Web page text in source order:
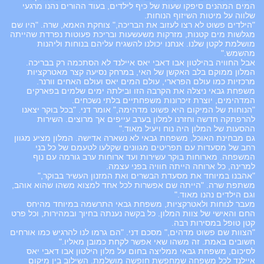
המים המהנים סיפקו שעות של כיף לילדים, בעוד ההורים נהנו מרגעי
שלווה על מיטות השיזוף הנוחות.
"הילדים פשוט לא רצו לעזוב את הבריכה," צוחקת האמא, שרה. "היו שם
מגלשות מים קטנות, מזרקות משעשעות ובריכת פעוטות נפרדת שהייתה
מושלמת לקטן שלנו. אנחנו יכולנו להשגיח עליהם בנוחות וליהנות
מהשמש."
אבל החוויה בהילטון אבו דאבי יאס איילנד לא הסתכמה רק בבריכה.
המלון ממוקם בלב האקשן של האי, במרחק נסיעה קצר מאטרקציות
מרכזיות כמו עולם הפרארי, עולם המים יאס ועולם האחים וורנר.
משפחת גבאי ניצלה את הקרבה הזו ובילתה ימים שלמים בפארקים
המדהימים, יוצרת זיכרונות משפחתיים בלתי נשכחים.
"הנוחות של המיקום היא פשוט מדהימה," אומר דני. "בכל בוקר יצאנו
להרפתקה חדשה וחזרנו למלון בערב עייפים אך מרוצים. השירות
ההסעות של המלון היה נוח ויעיל מאוד."
גם מבחינת האוכל, משפחת גבאי לא נשארה אדישה. המלון מציע מגוון
רחב של מסעדות עם תפריטים מגוונים שקלעו לטעמם של כל בני
המשפחה. מארוחות בוקר עשירות ועד ארוחות ערב גורמה עם נוף
למרינה, כל ארוחה הייתה חוויה בפני עצמה.
"אהבנו במיוחד את מסעדת הבשרים ואת המזנון העשיר בבוקר,"
משתפת שרה. "הייתה שם אפשרות לכל אחד למצוא משהו שהוא אוהב,
וגם הילדים נהנו מאוד."
מעבר לנוחות ולאטרקציות, משפחת גבאי התרשמה במיוחד מהיחס
החם והאישי של צוות המלון. כל בקשה נענתה בחיוך ובמהירות, וכל פרט
קטן טופל במסירות רבה.
"הצוות שם פשוט מדהים," מסכם דני. "הם גרמו לנו להרגיש כמו אורחים
חשובים באמת. זה משהו שאי אפשר לקחת כמובן מאליו."
לסיכום, משפחת גבאי ממליצה בחום על מלון הילטון אבו דאבי יאס
איילנד לכל משפחה שמחפשת חופשה מושלמת. השילוב בין מיקום